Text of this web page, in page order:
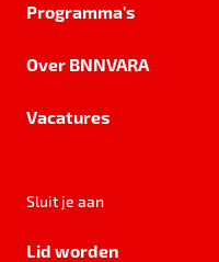
Programma's
Over BNNVARA
Vacatures
Sluit je aan
Lid worden